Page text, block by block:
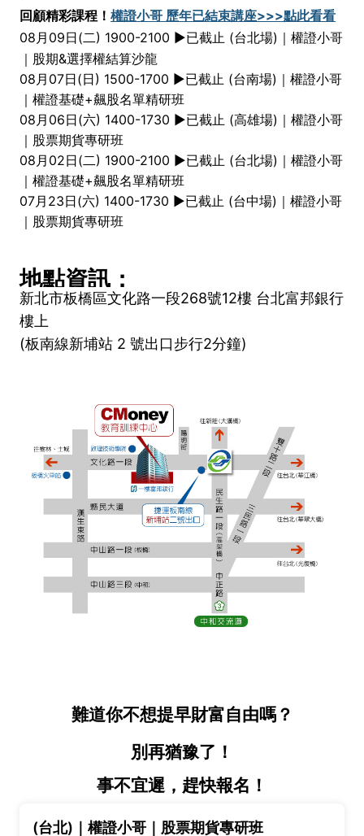
回顧精彩課程！ 權證小哥 歷年已結束講座>>>點此看看
08月09日(二) 1900-2100 ►已截止 (台北場)｜權證小哥
｜股期&選擇權結算沙龍
08月07日(日) 1500-1700 ►已截止 (台南場)｜權證小哥
｜權證基礎+飆股名單精研班
08月06日(六) 1400-1730 ►已截止 (高雄場)｜權證小哥
｜股票期貨專研班
08月02日(二) 1900-2100 ►已截止 (台北場)｜權證小哥
｜權證基礎+飆股名單精研班
07月23日(六) 1400-1730 ►已截止 (台中場)｜權證小哥
｜股票期貨專研班
地點資訊：
新北市板橋區文化路一段268號12樓 台北富邦銀行
樓上
(板南線新埔站 2 號出口步行2分鐘)
難道你不想提早財富自由嗎？
別再猶豫了！
事不宜遲，趕快報名！
(台北)｜權證小哥｜股票期貨專研班